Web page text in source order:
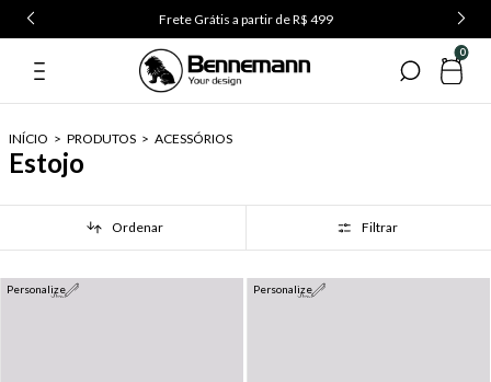
Frete Grátis a partir de R$ 499
0
INÍCIO > PRODUTOS > ACESSÓRIOS
Estojo
Ordenar Filtrar
Personalize Personalize